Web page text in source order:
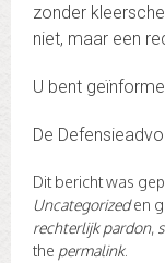
zonder
niet, maar een
U bent
De
Dit bericht was
Uncategorizeden
rechterlijk pardon,
the permalink.